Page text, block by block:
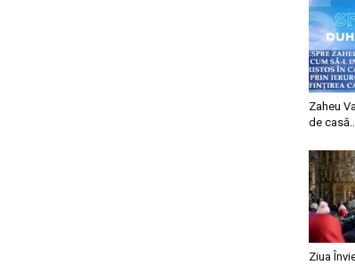
Zaheu
de
Ziua